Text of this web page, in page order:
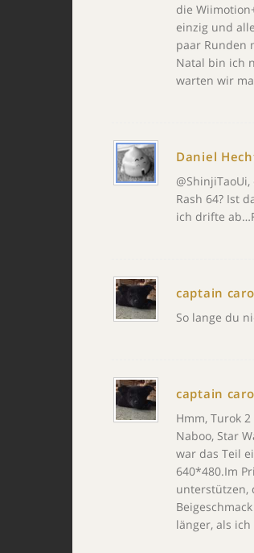
die
einzig und
paar Runden
Natal bin ich
warten wir
Daniel
Rash 64? Ist
ich drifte
captain
So lange du
captain
Hmm, Turok
Naboo, Star
war das Teil
640*480.Im
unterstützen,
länger, als